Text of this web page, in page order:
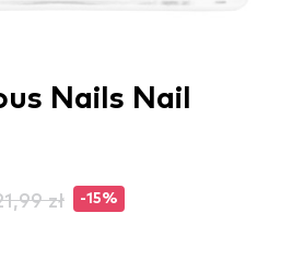
Nails Nail
zł -15%